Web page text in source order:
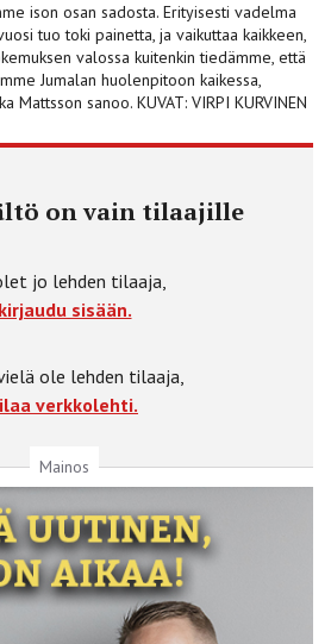
ison osan sadosta. Erityisesti vadelma
tuo toki painetta, ja vaikuttaa kaikkeen,
valossa kuitenkin tiedämme, että
Jumalan huolenpitoon kaikessa,
Mattsson sanoo. KUVAT: VIRPI KURVINEN
on vain tilaajille
jo lehden tilaaja,
kirjaudu sisään.
ole lehden tilaaja,
verkkolehti.
Mainos